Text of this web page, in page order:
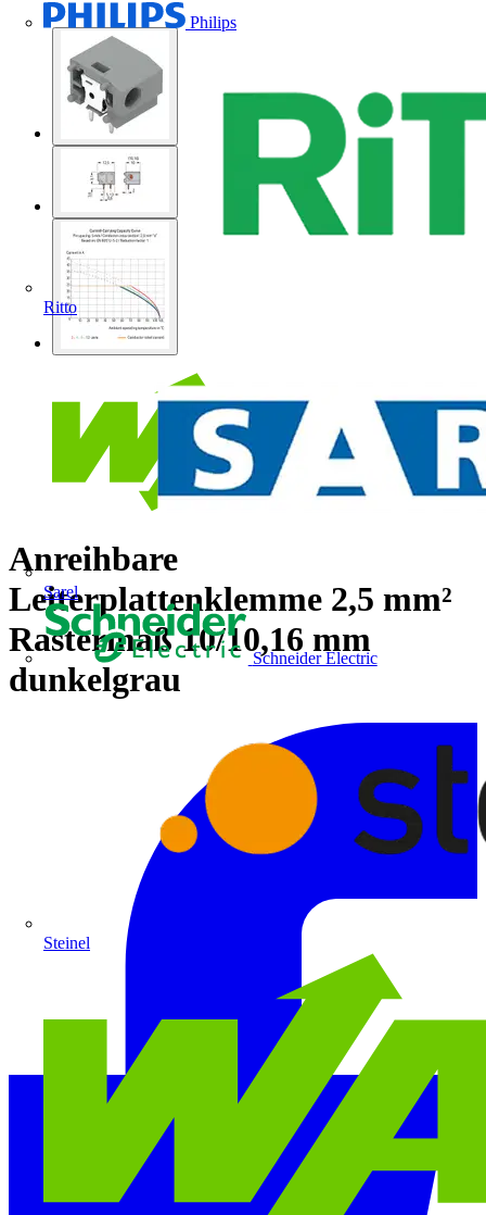
Philips
Ritto
Sarel
Schneider Electric
Steinel
Anreihbare
Leiterplattenklemme 2,5 mm²
Rastermaß 10/10,16 mm
dunkelgrau